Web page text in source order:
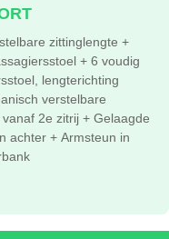
zittinglengte +
+ 6 voudig
lengterichting
verstelbare
2e zitrij + Gelaagde
achter + Armsteun in